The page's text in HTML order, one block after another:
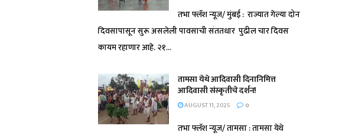
तभा फ्लॅश न्यूज/ मुंबई : राज्यात गेल्या दोन
दिवसापासून सुरू असलेली पावसाची संततधार पुढील चार दिवस
कायम रहाणार आहे. २१...
तामसा येथे आदिवासी दिनानिमित्त
आदिवासी संस्कृतीचे दर्शन!
AUGUST 11, 2025 0
तभा फ्लॅश न्यूज/ तामसा : तामसा येथे